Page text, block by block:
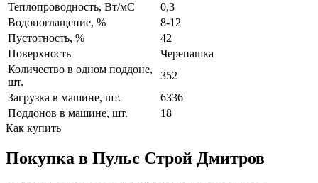
Теплопроводность, Вт/мC
0,3
Водопоглащение, %
8-12
Пустотность, %
42
Поверхность
Черепашка
Количество в одном поддоне,
шт.
352
Загрузка в машине, шт.
6336
Поддонов в машине, шт.
18
Как купить
Покупка в Пульс Строй Дмитров